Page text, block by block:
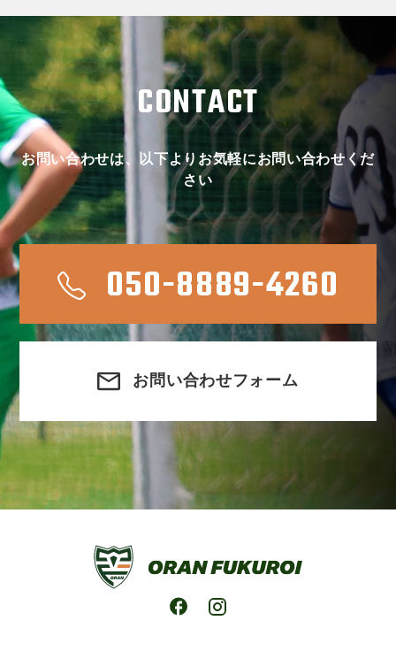
CONTACT
お問い合わせは、以下よりお気軽にお問い合わせくだ
さい
050-8889-4260
お問い合わせフォーム